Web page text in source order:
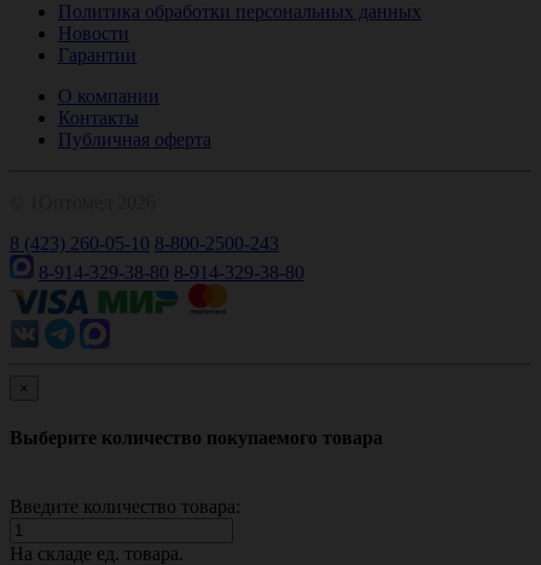
Политика обработки персональных данных
Новости
Гарантии
О компании
Контакты
Публичная оферта
8 (423) 260-05-10 8-800-2500-243
8-914-329-38-80 8-914-329-38-80
×
Выберите количество покупаемого товара
Введите количество товара:
На складе ед. товара.